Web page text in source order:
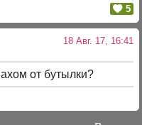
5
18 Авг. 17, 16:41
от бутылки?